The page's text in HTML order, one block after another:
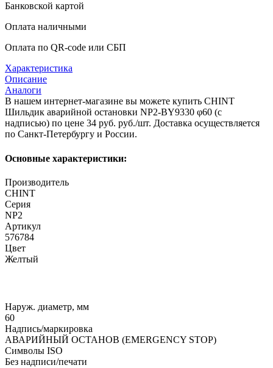
Банковской картой
Оплата наличными
Оплата по QR-code или СБП
Характеристика
Описание
Аналоги
В нашем интернет-магазине вы можете купить CHINT
Шильдик аварийной остановки NP2-BY9330 φ60 (с
надписью) по цене 34 руб. руб./шт. Доставка осуществляется
по Санкт-Петербургу и России.
Основные характеристики:
Производитель
CHINT
Серия
NP2
Артикул
576784
Цвет
Желтый
Наруж. диаметр, мм
60
Надпись/маркировка
АВАРИЙНЫЙ ОСТАНОВ (EMERGENCY STOP)
Символы ISO
Без надписи/печати